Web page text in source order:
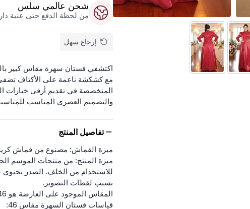
شحن عالمي سلس
من لحظة الدفع حتى عتبة
إرجاع سهل
المتخصصة في تقديم أرقى خيارات
والتصميم العصري المناسب
تفاصيل المنتج
ميزة القماش: مصنوع من قماش
ميزة المنتج: من منتجات الموسم
للاستخدام من الخلف. الصدر
بسبب لقطات التصوير.
المقاس الموجود على العارضة هو 46.
قياسات فستان السهرة مقاس 46: